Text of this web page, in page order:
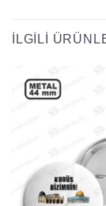
İLGILI